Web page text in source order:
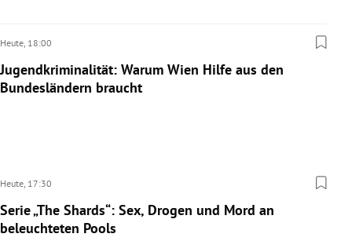
Heute, 18:00
Jugendkriminalität: Warum Wien Hilfe aus den
Bundesländern braucht
Heute, 17:30
Serie „The Shards“: Sex, Drogen und Mord an
beleuchteten Pools